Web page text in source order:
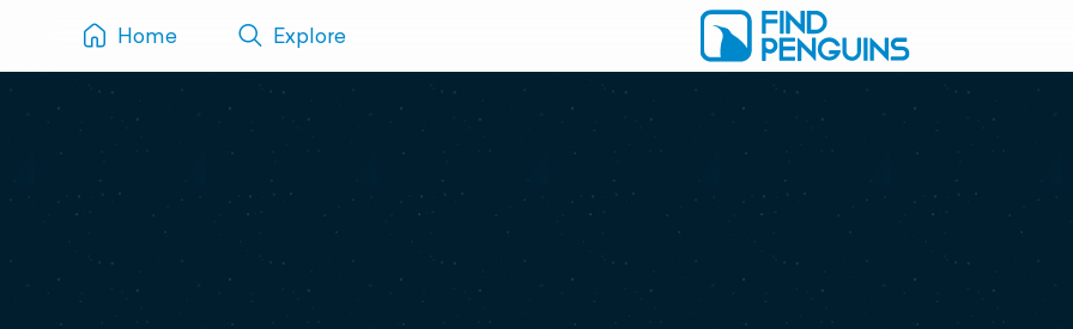
Home Explore